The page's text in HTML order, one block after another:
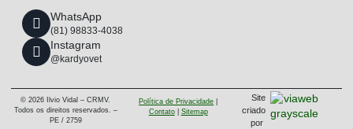
WhatsApp
(81) 98833-4038
Instagram
@kardyovet
© 2026 Ilvio Vidal – CRMV.
Todos os direitos reservados. –
PE / 2759
Política de Privacidade
Contato| Sitemap
Site
criado
por